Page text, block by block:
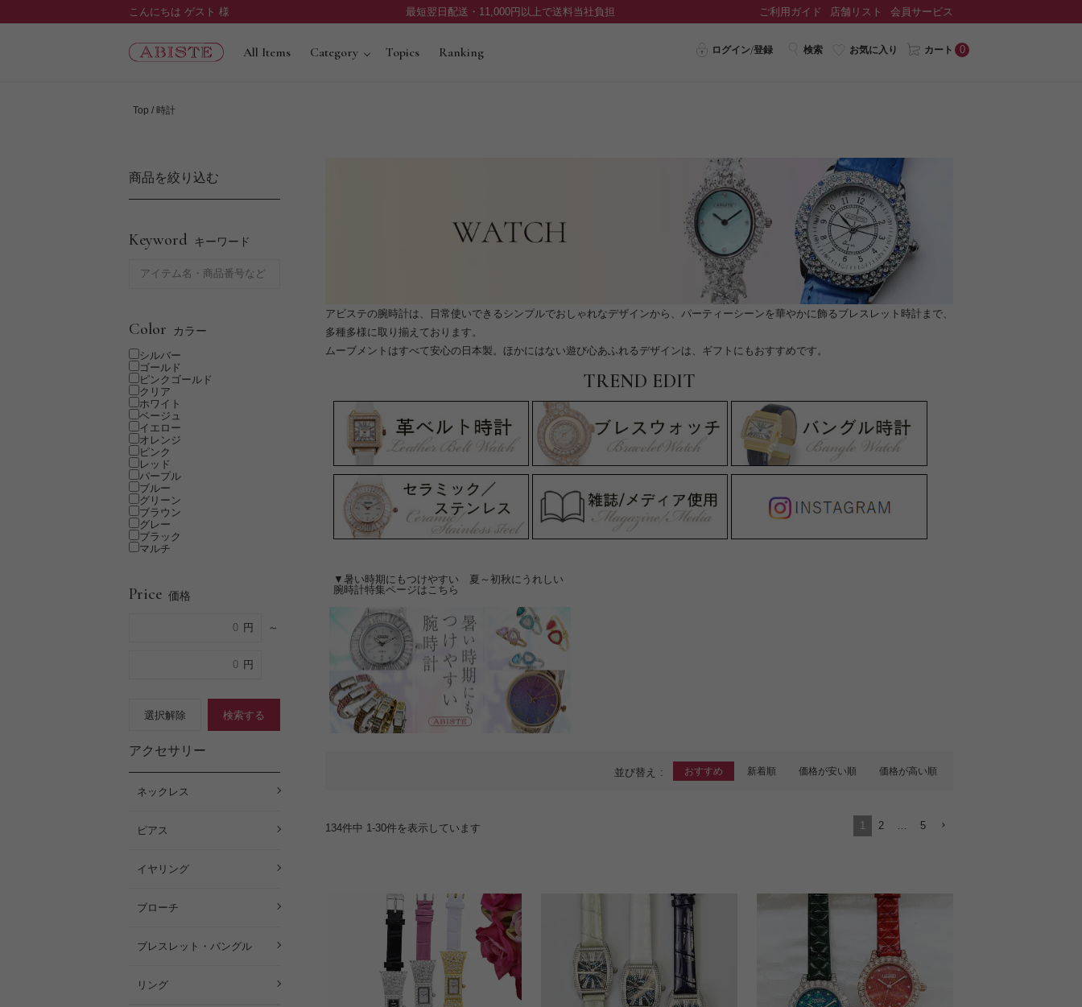
こんにちは ゲスト 様 最短翌日配送・11,000円以上で送料当社負担 ご利用ガイド 店舗リスト 会員サービス
All Items Category Topics Ranking ログイン/登録 検索 お気に入り カート 0
Top 時計
商品を絞り込む
Keyword キーワード
Color カラー
シルバー
ゴールド
ピンクゴールド
クリア
ホワイト
ベージュ
イエロー
オレンジ
ピンク
レッド
パープル
ブルー
グリーン
ブラウン
グレー
ブラック
マルチ
Price 価格
～
アクセサリー
ネックレス
ピアス
イヤリング
ブローチ
ブレスレット・バングル
リング
アビステの腕時計は、日常使いできるシンプルでおしゃれなデザインから、パーティーシーンを華やかに飾るブレスレット時計まで、
多種多様に取り揃えております。
ムーブメントはすべて安心の日本製。ほかにはない遊び心あふれるデザインは、ギフトにもおすすめです。
TREND EDIT
▼暑い時期にもつけやすい 夏～初秋にうれしい
腕時計特集ページはこちら
並び替え おすすめ 新着順 価格が安い順 価格が高い順
134件中 1-30 1 2 … 5